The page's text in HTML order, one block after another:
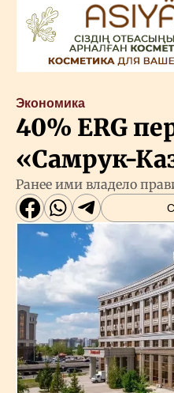
Экономика
40% ERG
«Самрук-
Ранее ими владело